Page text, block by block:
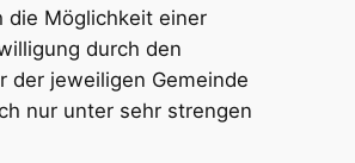
die Möglichkeit einer
durch den
der jeweiligen Gemeinde
nur unter sehr strengen